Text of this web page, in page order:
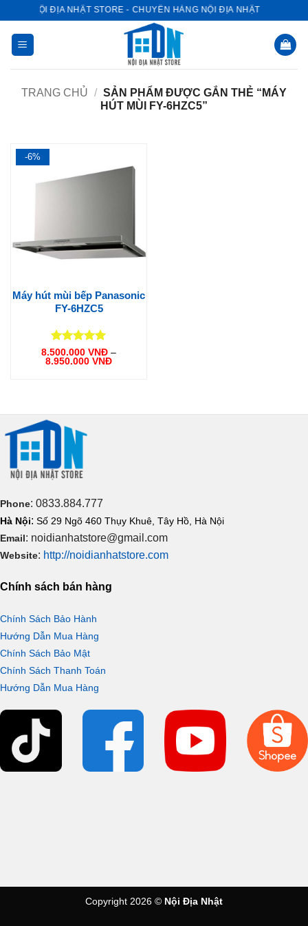
dung
NỘI ĐỊA NHẬT STORE - CHUYÊN HÀNG NỘI ĐỊA NHẬT
TRANG CHỦ / SẢN PHẨM ĐƯỢC GẮN THẺ “MÁY
HÚT MÙI FY-6HZC5”
-6%
Máy hút mùi bếp Panasonic
FY-6HZC5
Được xếp
hạng55
8.500.000 VNĐ –
8.950.000 VNĐKhoảng
Phone: 0833.884.777
Hà Nội: Số 29 Ngõ 460 Thụy Khuê, Tây Hồ, Hà Nội
Email: noidianhatstore@gmail.com
Website: http://noidianhatstore.com
Chính sách bán hàng
Chính Sách Bảo Hành
Hướng Dẫn Mua Hàng
Chính Sách Bảo Mật
Chính Sách Thanh Toán
Hướng Dẫn Mua Hàng
Copyright 2026 © Nội Địa Nhật